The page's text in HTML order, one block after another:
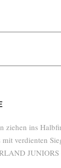
ziehen ins
verdienten
JUNIORS